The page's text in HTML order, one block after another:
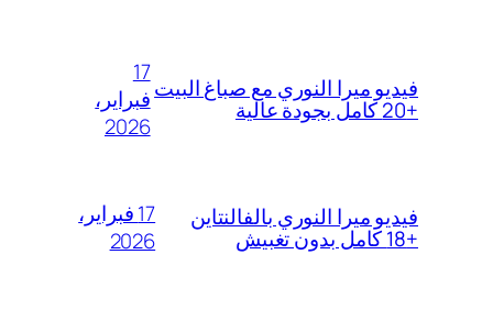
فيديو ميرا النوري مع صباغ البيت
+20 كامل بجودة عالية
17
فبراير،
2026
فيديو ميرا النوري بالفالنتاين
+18 كامل بدون تغبيش
17 فبراير،
2026